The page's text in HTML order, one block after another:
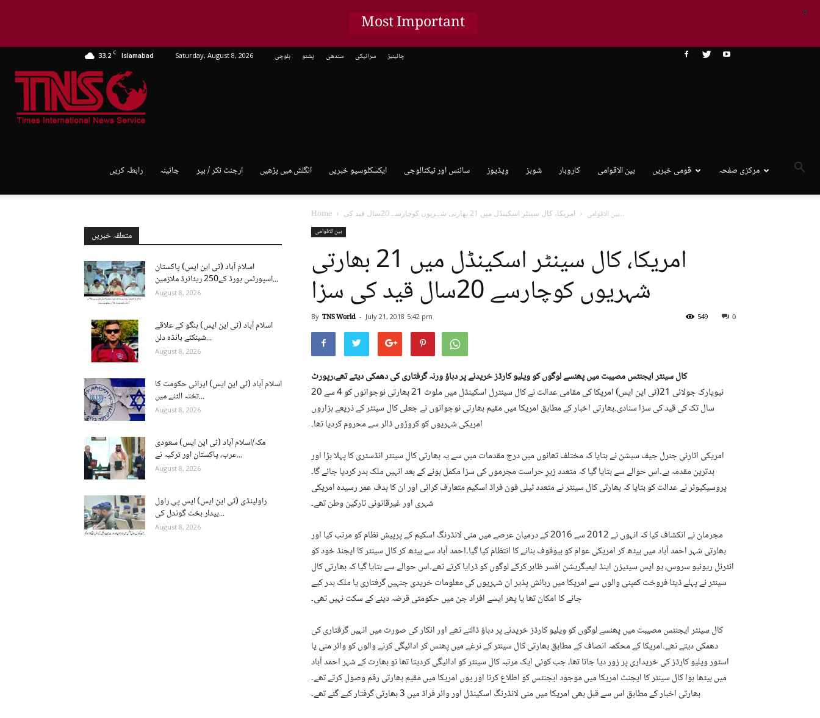
33.2 C Islamabad Saturday, August 8, 2026 بلوچی پشتو سندھی سرائیکی چائینیز
رابطہ کریں چائینہ ارجنٹ ٹکر / بپر انگلش میں پڑھیں ایکسکلوسیو خبریں سائنس اور ٹیکنالوجی ویڈیوز شوبز کاروبار بین الاقوامی قومی خبریں مرکزی صفحہ
Home بین الاقوامیامریکا، کال سینٹر اسکینڈل میں 21 بھارتی شہریوں کوچارسے 20سال قید کی...
بین الاقوامی
امریکا، کال سینٹر اسکینڈل میں 21 بھارتی
شہریوں کوچارسے 20سال قید کی سزا
By TNS World - July 21, 2018 5:42 pm 0
549
کال سینٹر ایجنٹس مصیبت میں پھنسے لوگوں کو ویلیو کارڈز خریدنے پر دباؤ ورنہ گرفتاری کی دھمکی دیتے تھے،رپورٹ
نیویارک جولائی 21(ٹی این ایس) امریکا کی مقامی عدالت نے کال سینٹرل اسکینڈل میں ملوث 21 بھارتی نوجوانوں کو 4 سے 20
سال تک کی قید کی سزا سنادی۔بھارتی اخبار کے مطابق امریکا میں مقیم بھارتی نوجوانوں نے جعلی کال سینٹر کے ذریعے ہزاروں
امریکی شہریوں کو کروڑوں ڈالر سے محروم کردیا تھا۔
امریکی اٹارنی جنرل جیف سیشن نے بتایا کہ مختلف تھانوں میں درج مقدمات میں سے یہ بھارتی کال سینٹر انڈسٹری کا پہلا بڑا اور
بدترین مقدمہ ہے۔اس حوالے سے بتایا گیا کہ متعدد زیرِ حراست مجرموں کی سزا مکمل ہونے کے بعد انہیں ملک بدر کردیا جائے گا۔
پروسیکیوٹر نے عدالت کو بتایا کہ بھارتی کال سینٹر نے متعدد ٹیلی فون فراڈ اسکیم متعارف کرائی اور ان کا ہدف عمر رسیدہ امریکی
شہری اور غیرقانونی تارکین وطن تھے۔
مجرمان نے انکشاف کیا کہ انہوں نے 2012 سے 2016 کے درمیان عرصے میں منی لانڈرنگ اسکیم کے پرپیش نظام کو مرتب کیا اور
بھارتی شہر احمد آباد میں بیٹھ کر امریکی عوام کو بیوقوف بنانے کا انتظام کیا گیا۔احمد آباد سے بیٹھ کر کال سینٹر کا ایجنڈ خود کو
انٹرنل ریونیو سروس، یو ایس سیٹیزن اینڈ ایمیگریشن افسر ظاہر کرکے لوگوں کو ڈرایا کرتے تھے۔اس حوالے سے بتایا گیا کہ بھارتی کال
سینٹر نے پہلے ڈیٹا فروخت کمپنی والوں سے امریکا میں رہائش پذیر ان شہریوں کی معلومات خریدی جنہیں گرفتاری یا ملک بدر کیے
جانے کا امکان تھا یا پھر ایسے افراد جن میں حکومتی قرضہ دینے کے سکت نہیں تھی۔
کال سینٹر ایجنٹس مصیبت میں پھنسے لوگوں کو ویلیو کارڈز خریدنے پر دباؤ ڈالتے تھے اور انکار کی صورت میں انہیں گرفتاری کی
دھمکی دیتے تھے۔امریکا کے محکمہ انصاف کے مطابق بھارتی کال سینٹر کے نرغے میں پھنس کر ادائیگی کرنے والوں کو وائر منی یا
اسٹور ویلیو کارڈز کی خریداری پر زور دیا جاتا تھا، جب کوئی ایک مرتبہ کال سینٹر کو ادائیگی کردیتا تھا تو بھارت کے شہر احمد آباد
میں بیٹھا ہوا کال سینٹر کا ایجنٹ امریکا میں موجود ایجنٹس کو اطلاع کرتا اور یوں امریکا میں مقیم بھارتی رقم وصول کرتے تھے۔
بھارتی اخبار کے مطابق اس سے قبل بھی امریکا میں منی لانڈرنگ اسکینڈل اور وائر فراڈ میں 3 بھارتی گرفتار کیے گئے تھے۔
متعلقہ خبریں
اسلام آباد (ٹی این ایس) پاکستان
اسپورٹس بورڈ کے250 ریٹائرڈ ملازمین...
August 8, 2026
اسلام آباد (ٹی این ایس) ہنگو کے علاقے
شینکئے بانڈہ دلن...
August 8, 2026
اسلام آباد (ٹی این ایس) ایرانی حکومت کا
تختہ الٹنے میں...
August 8, 2026
مکہ/اسلام آباد (ٹی این ایس) سعودی
عرب، پاکستان اور ترکیہ نے...
August 8, 2026
راولپنڈی (ٹی این ایس) ایس پی راول
بیدار بخت گوندل کی...
August 8, 2026
Most Important X